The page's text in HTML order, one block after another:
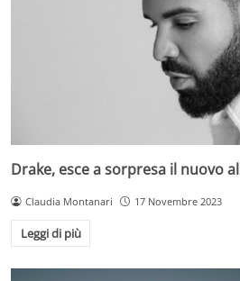
Drake, esce a sorpresa il nuovo
Claudia Montanari 17 Novembre 2023
Leggi di più